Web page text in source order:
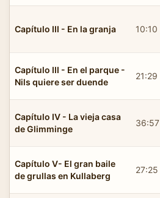
Capítulo III - En la granja 10:10
Capítulo III - En el parque -
Nils quiere ser duende
21:29
Capítulo IV - La vieja casa
de Glimminge
36:57
Capítulo V- El gran baile
de grullas en Kullaberg
27:25